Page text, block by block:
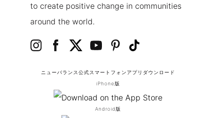
to create positive change in communities
around the world.
ニューバランス公式スマートフォンアプリ ダウンロード
iPhone版
Android版